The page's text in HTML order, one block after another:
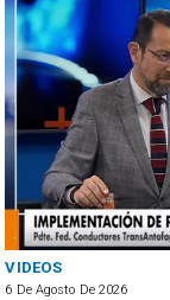
VIDEOS
6 De Agosto De 2026